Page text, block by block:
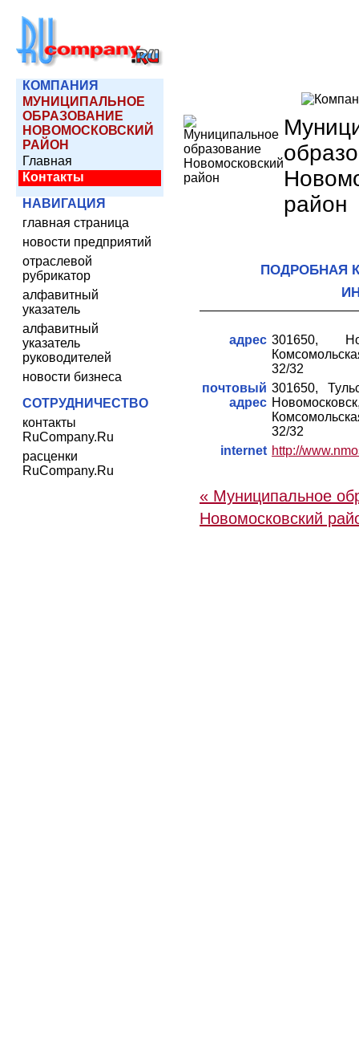
КОМПАНИЯ
МУНИЦИПАЛЬНОЕ
ОБРАЗОВАНИЕ
НОВОМОСКОВСКИЙ
РАЙОН
Главная
Контакты
НАВИГАЦИЯ
главная страница
новости предприятий
отраслевой
рубрикатор
алфавитный
указатель
алфавитный
указатель
руководителей
новости бизнеса
СОТРУДНИЧЕСТВО
контакты
RuCompany.Ru
расценки
RuCompany.Ru
район
ПОДРОБНАЯ
адрес 301650,
32/32
почтовый
адрес
301650,
32/32
internet http://
« Муниципальное
Новомосковский